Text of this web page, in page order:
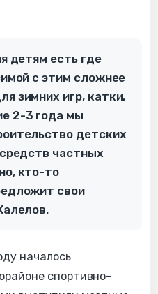
детям есть где
с этим сложнее
зимних игр, катки.
2-3 года мы
детских
частных
кто-то
свои
началось
спортивно-